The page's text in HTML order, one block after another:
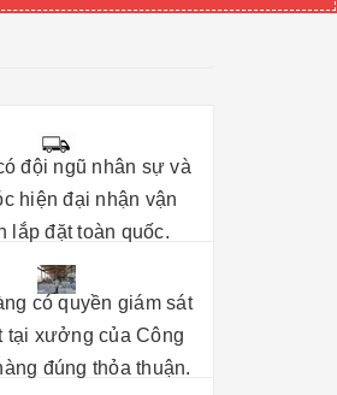
đội ngũ nhân sự và
hiện đại nhận vận
lắp đặt toàn quốc.
có quyền giám sát
tại xưởng của Công
đúng thỏa thuận.